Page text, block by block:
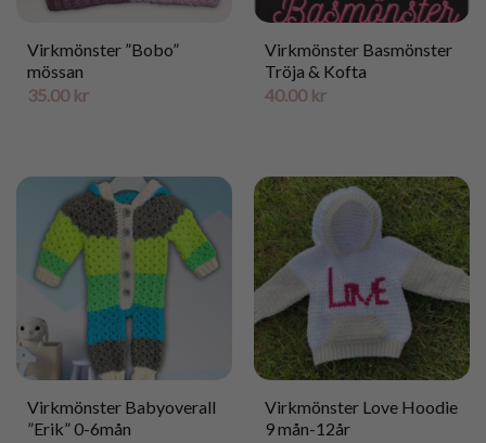
Virkmönster ”Bobo”
mössan
35.00 kr
Virkmönster Basmönster
Tröja & Kofta
40.00 kr
Virkmönster Babyoverall
”Erik” 0-6mån
Virkmönster Love Hoodie
9 mån-12år